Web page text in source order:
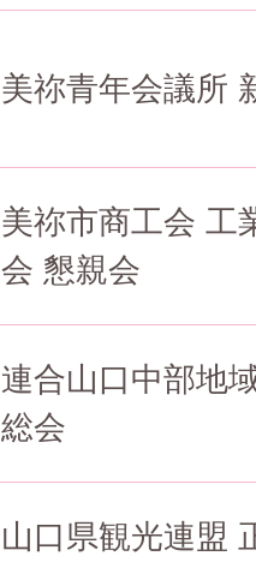
美祢青年会議所
美祢市商工会 工
会 懇親会
連合山口中部地
総会
山口県観光連盟